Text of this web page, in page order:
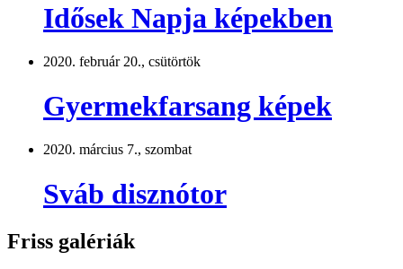
Idősek Napja képekben
2020. február 20., csütörtök
Gyermekfarsang képek
2020. március 7., szombat
Sváb disznótor
Friss galériák